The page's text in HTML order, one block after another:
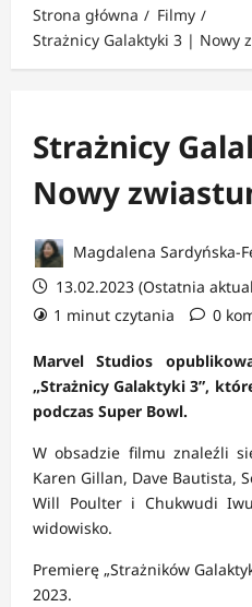
Strona główna
Filmy
Strażnicy Galaktyki 3 | Nowy
Strażnicy
Nowy
Magdalena Sardyńska-
13.02.2023 (Ostatnia
1 minut czytania
0
Marvel Studios
„Strażnicy Galaktyki 3”,
podczas Super Bowl.
W obsadzie filmu znaleźli
Karen Gillan, Dave Bautista,
Will Poulter i Chukwudi
widowisko.
Premierę „Strażników
2023.